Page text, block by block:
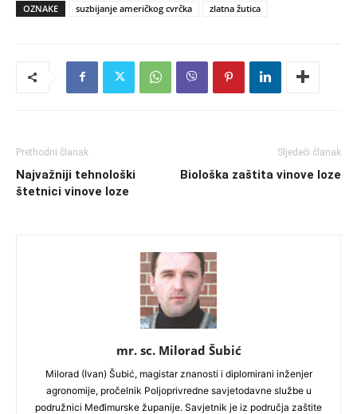
OZNAKE suzbijanje američkog cvrčka zlatna žutica
Prethodni članak
Najvažniji tehnološki
štetnici vinove loze
Sljedeći članak
Biološka zaštita vinove loze
mr. sc. Milorad Šubić
Milorad (Ivan) Šubić, magistar znanosti i diplomirani inženjer
agronomije, pročelnik Poljoprivredne savjetodavne službe u
podružnici Međimurske županije. Savjetnik je iz područja zaštite